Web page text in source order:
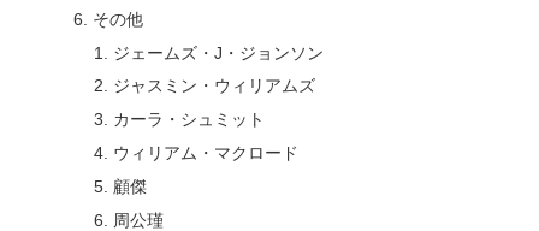
その他
ジェームズ・J・ジョンソン
ジャスミン・ウィリアムズ
カーラ・シュミット
ウィリアム・マクロード
顧傑
周公瑾